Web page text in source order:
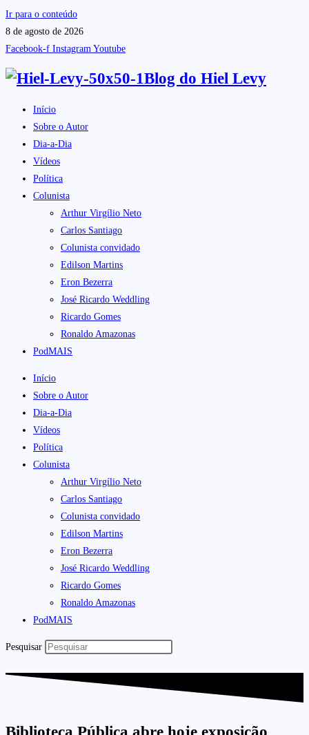
Ir para o conteúdo
8 de agosto de 2026
Facebook-f Instagram Youtube
Blog do Hiel Levy
Início
Sobre o Autor
Dia-a-Dia
Vídeos
Política
Colunista
Arthur Virgílio Neto
Carlos Santiago
Colunista convidado
Edilson Martins
Eron Bezerra
José Ricardo Weddling
Ricardo Gomes
Ronaldo Amazonas
PodMAIS
Início
Sobre o Autor
Dia-a-Dia
Vídeos
Política
Colunista
Arthur Virgílio Neto
Carlos Santiago
Colunista convidado
Edilson Martins
Eron Bezerra
José Ricardo Weddling
Ricardo Gomes
Ronaldo Amazonas
PodMAIS
Pesquisar